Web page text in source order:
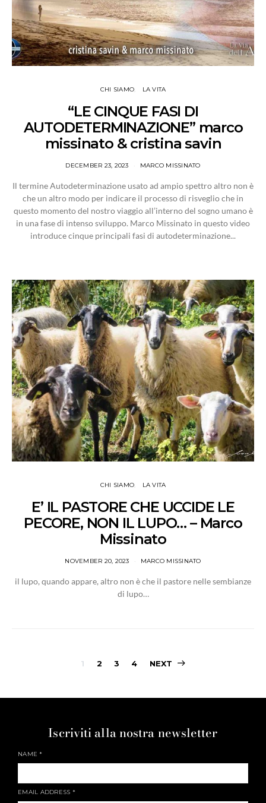
CHI SIAMO LA VITA
“LE CINQUE FASI DI
AUTODETERMINAZIONE” marco
missinato & cristina savin
DECEMBER 23, 2023 MARCO MISSINATO
Il termine Autodeterminazione usato ad ampio spettro altro non è
che un altro modo per indicare il processo di risveglio che in
questo momento del nostro viaggio all’interno del sogno umano è
in una fase di intenso sviluppo. Marco Missinato in questo video
introduce cinque principali fasi di autodeterminazione...
CHI SIAMO LA VITA
E’ IL PASTORE CHE UCCIDE LE
PECORE, NON IL LUPO… – Marco
Missinato
NOVEMBER 20, 2023 MARCO MISSINATO
il lupo, quando appare, altro non è che il pastore nelle sembianze
di lupo…
1 2 3 4 NEXT
Iscriviti alla nostra newsletter
NAME*
EMAIL ADDRESS *